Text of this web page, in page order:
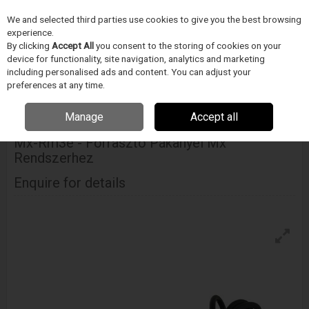
Skip to content
Menu
Home ELEKTRONIKA GYÁRTÁS/FORRASZTÁSTECHNIKA
Rendszerhez
Mx-Rm3e - Forrasztó Pákanyél Mx
Rendszerhez
Enquire for details
We and selected third parties use cookies to give you the best browsing
experience.
By clicking Accept Allyou consent to the storing of cookies on your
device for functionality, site navigation, analytics and marketing
including personalised ads and content. You can adjust your
preferences at any time.
Manage Accept all